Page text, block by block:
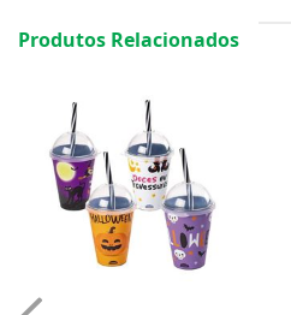
Produtos Relacionados